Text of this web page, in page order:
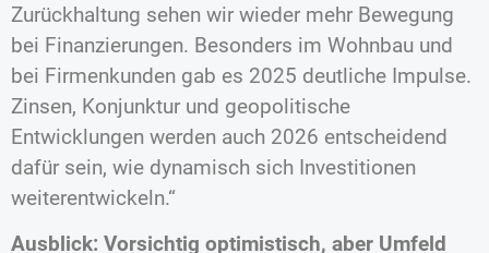
Zurückhaltung sehen wir wieder mehr Bewegung
bei Finanzierungen. Besonders im Wohnbau und
bei Firmenkunden gab es 2025 deutliche Impulse.
Zinsen, Konjunktur und geopolitische
Entwicklungen werden auch 2026 entscheidend
dafür sein, wie dynamisch sich Investitionen
weiterentwickeln.“
Ausblick: Vorsichtig optimistisch, aber Umfeld